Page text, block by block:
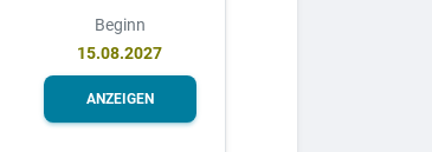
Beginn
15.08.2027
ANZEIGEN